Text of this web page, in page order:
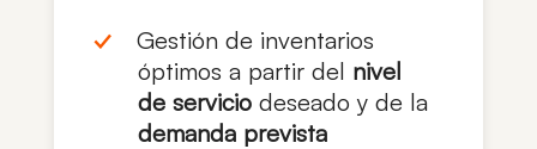
Gestión de inventarios
óptimos a partir del nivel
de servicio deseado y de la
demanda prevista